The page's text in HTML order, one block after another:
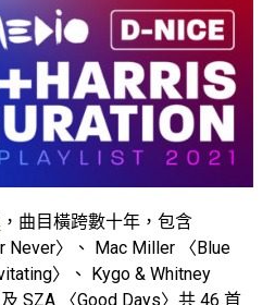
，曲目橫跨數十年，包含
Never〉、 Mac Miller 〈Blue
〉、 Kygo & Whitney
SZA 〈Good Days〉共 46 首